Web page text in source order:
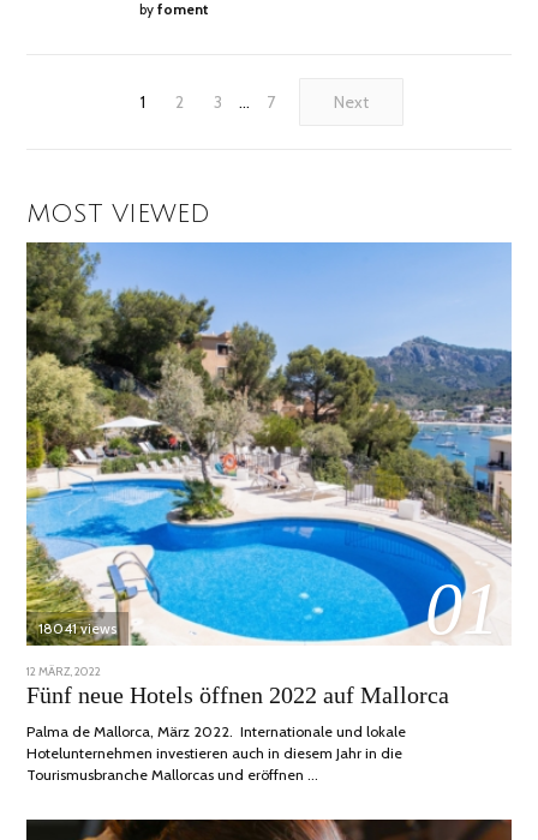
byfoment
1 2 3 … 7 Next
MOST VIEWED
01
18041 views
POSTED
ON
12 MÄRZ, 2022
DEZEMBER,
2022
Fünf neue Hotels öffnen 2022 auf Mallorca
Palma de Mallorca, März 2022. Internationale und lokale
Hotelunternehmen investieren auch in diesem Jahr in die
Tourismusbranche Mallorcas und eröffnen …